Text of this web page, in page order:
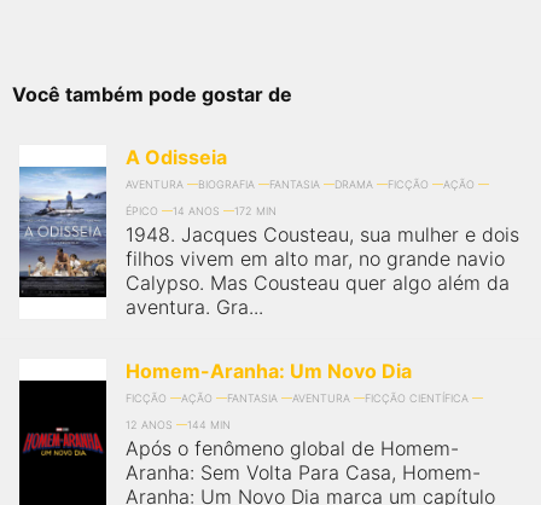
Você também pode gostar de
A Odisseia
AVENTURA BIOGRAFIA FANTASIA DRAMA FICÇÃO
AÇÃO
ÉPICO
14 ANOS 172 MIN
1948. Jacques Cousteau, sua mulher e dois
filhos vivem em alto mar, no grande navio
Calypso. Mas Cousteau quer algo além da
aventura. Gra...
Homem-Aranha: Um Novo Dia
FICÇÃO AÇÃO FANTASIA AVENTURA
FICÇÃO CIENTÍFICA
12 ANOS
144 MIN
Após o fenômeno global de Homem-
Aranha: Sem Volta Para Casa, Homem-
Aranha: Um Novo Dia marca um capítulo